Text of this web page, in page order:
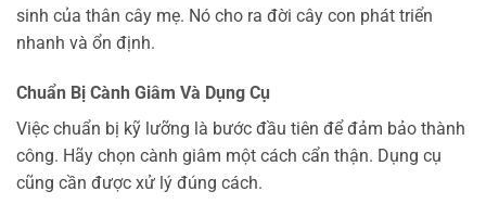
sinh của thân cây mẹ. Nó cho ra đời cây con phát triển
nhanh và ổn định.
Chuẩn Bị Cành Giâm Và Dụng Cụ
Việc chuẩn bị kỹ lưỡng là bước đầu tiên để đảm bảo thành
công. Hãy chọn cành giâm một cách cẩn thận. Dụng cụ
cũng cần được xử lý đúng cách.